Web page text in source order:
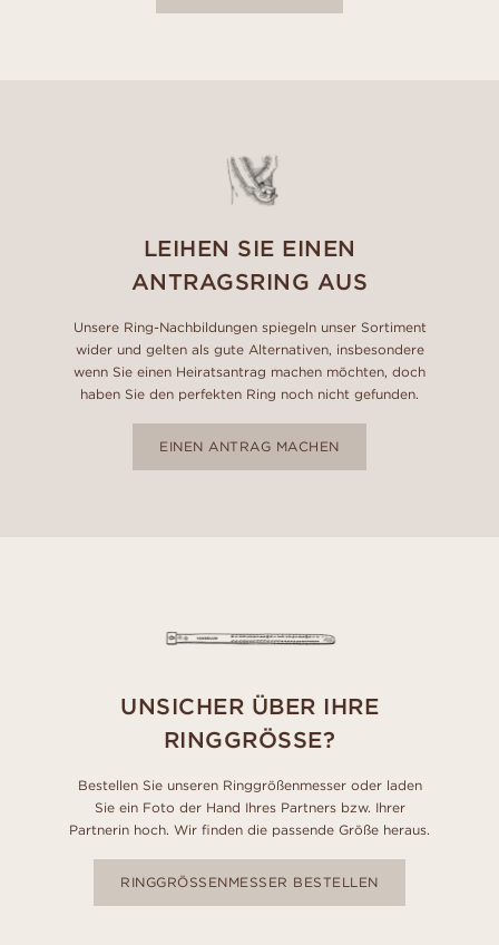
LEIHEN SIE EINEN
ANTRAGSRING AUS
Unsere Ring-Nachbildungen spiegeln unser Sortiment
wider und gelten als gute Alternativen, insbesondere
wenn Sie einen Heiratsantrag machen möchten, doch
haben Sie den perfekten Ring noch nicht gefunden.
EINEN ANTRAG MACHEN
UNSICHER ÜBER IHRE
RINGGRÖSSE?
Bestellen Sie unseren Ringgrößenmesser oder laden
Sie ein Foto der Hand Ihres Partners bzw. Ihrer
Partnerin hoch. Wir finden die passende Größe heraus.
RINGGRÖSSENMESSER BESTELLEN